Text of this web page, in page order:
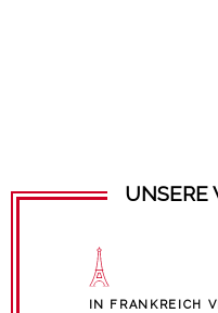
UNSERE
IN FRANKREICH